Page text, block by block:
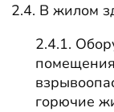
2.4. В жилом
2.4.1.
горючие